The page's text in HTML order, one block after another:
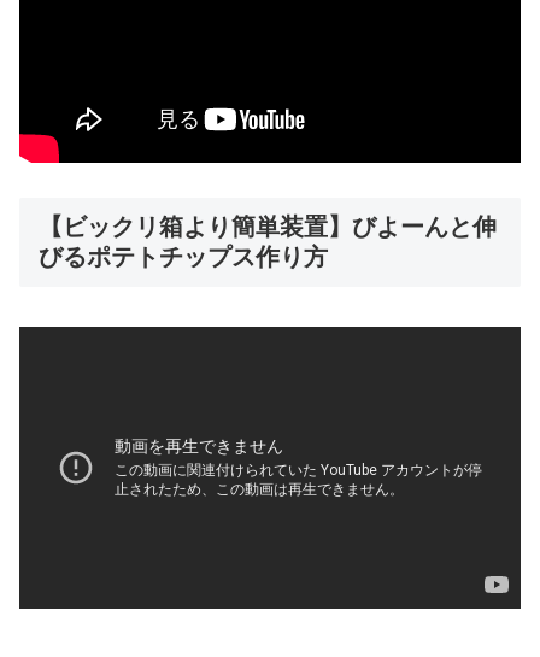
【ビックリ箱より簡単装置】びよーんと伸
びるポテトチップス作り方